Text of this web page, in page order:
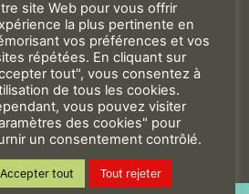
Agglomération
rue de la Trinité
GUINGAMP
96 40 23 82
CONTACT
site Web pour vous offrir
la plus pertinente en
vos préférences et vos
répétées. En cliquant sur
tout", vous consentez à
de tous les cookies.
vous pouvez visiter
des cookies" pour
un consentement contrôlé.
Accepter tout Tout rejeter